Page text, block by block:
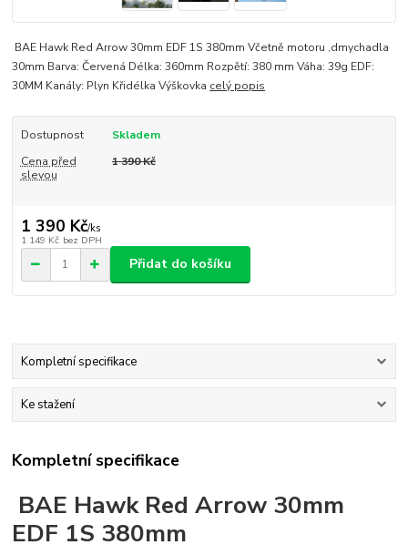
BAE Hawk Red Arrow 30mm EDF 1S 380mm Včetně motoru ,dmychadla
30mm Barva: Červená Délka: 360mm Rozpětí: 380 mm Váha: 39g EDF:
30MM Kanály: Plyn Křidélka Výškovka celý popis
Dostupnost
Skladem
Cena před
slevou
1 390 Kč
1 390 Kč/ks
1 149 Kč bez DPH
Přidat do košíku
Kompletní specifikace
Ke stažení
Kompletní specifikace
BAE Hawk Red Arrow 30mm
EDF 1S 380mm